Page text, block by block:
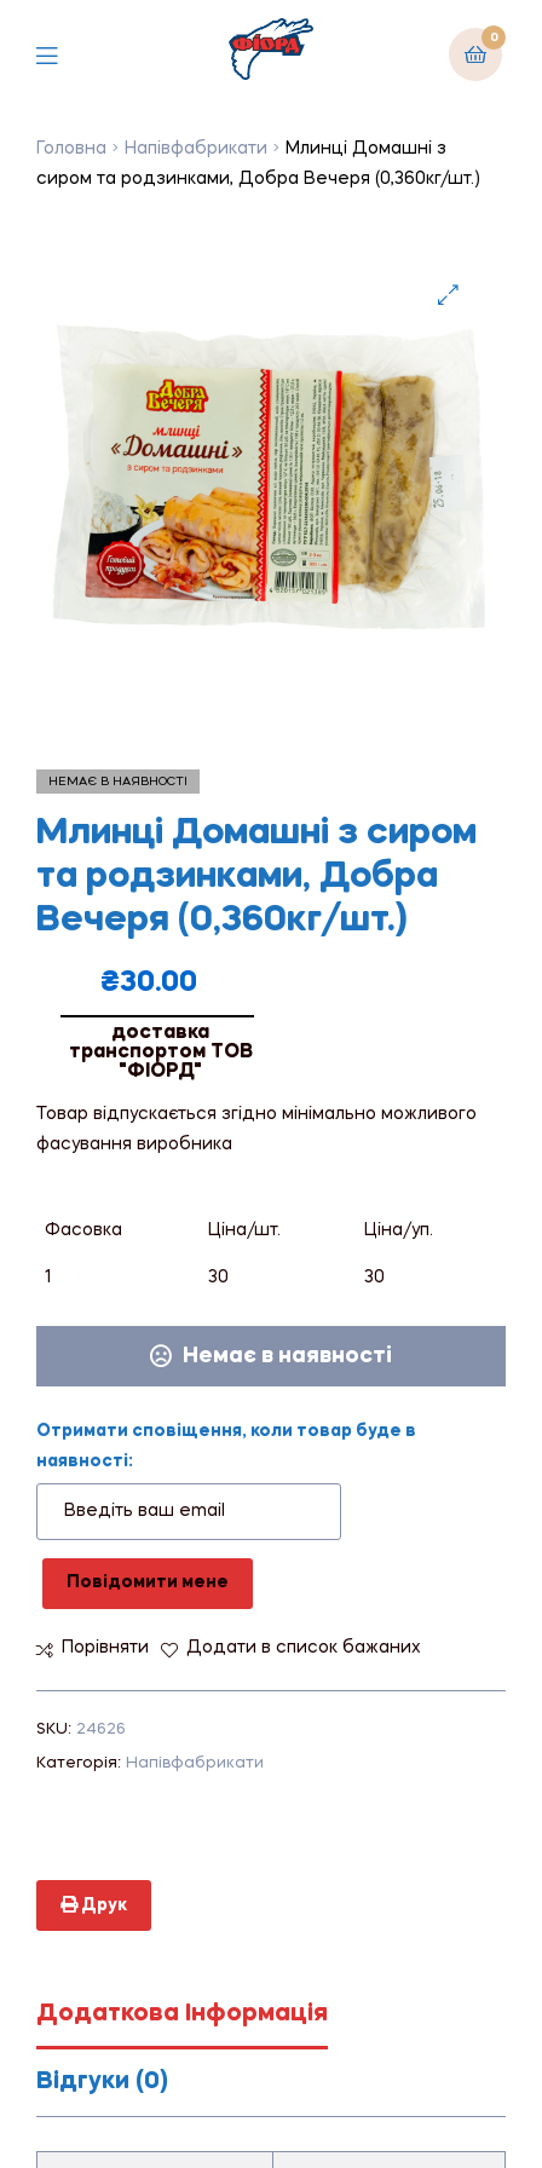
0
Головна Напівфабрикати
Млинці Домашні з
сиром та родзинками, Добра Вечеря (0,360кг/шт.)
НЕМАЄ В НАЯВНОСТІ
Млинці Домашні з сиром
та родзинками, Добра
Вечеря (0,360кг/шт.)
₴30.00
доставка
транспортом ТОВ
"ФІОРД"
Товар відпускається згідно мінімально можливого
фасування виробника
Фасовка Ціна/шт. Ціна/уп.
1 30 30
Немає в наявності
Отримати сповіщення, коли товар буде в
наявності:
Повідомити мене
Порівняти Додати в список бажаних
SKU: 24626
Категорія: Напівфабрикати
Друк
Додаткова Інформація
Відгуки (0)